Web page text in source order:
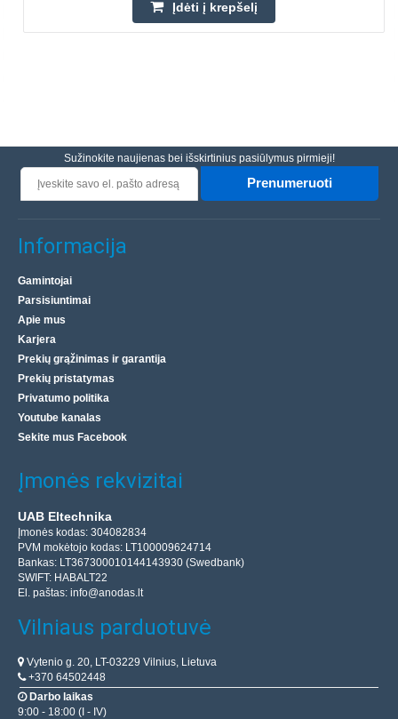
Įdėti į krepšelį
Sužinokite naujienas bei išskirtinius pasiūlymus pirmieji!
Prenumeruoti
Informacija
Gamintojai
Parsisiuntimai
Apie mus
Karjera
Prekių grąžinimas ir garantija
Prekių pristatymas
Privatumo politika
Youtube kanalas
Sekite mus Facebook
Įmonės rekvizitai
UAB Eltechnika
Įmonės kodas: 304082834
PVM mokėtojo kodas: LT100009624714
Bankas: LT367300010144143930 (Swedbank)
SWIFT: HABALT22
El. paštas: info@anodas.lt
Vilniaus parduotuvė
Vytenio g. 20, LT-03229 Vilnius, Lietuva
+370 64502448
Darbo laikas
9:00 - 18:00 (I - IV)